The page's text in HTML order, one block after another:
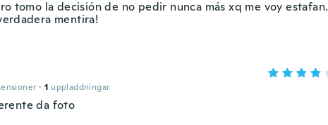
tomo la decisión de no pedir nunca más xq me voy estafan.
mentira!
· 1 uppladdningar
da foto